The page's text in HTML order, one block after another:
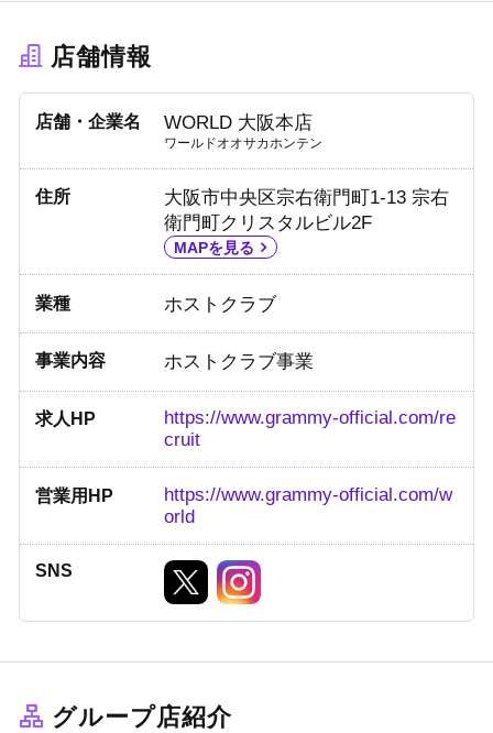
店舗情報
店舗・企業名 WORLD 大阪本店
ワールドオオサカホンテン
住所
大阪市中央区宗右衛門町1-13 宗右
衛門町クリスタルビル2F
MAPを見る
業種 ホストクラブ
事業内容 ホストクラブ事業
求人HP
https://www.grammy-official.com/re
cruit
営業用HP
https://www.grammy-official.com/w
orld
SNS
グループ店紹介